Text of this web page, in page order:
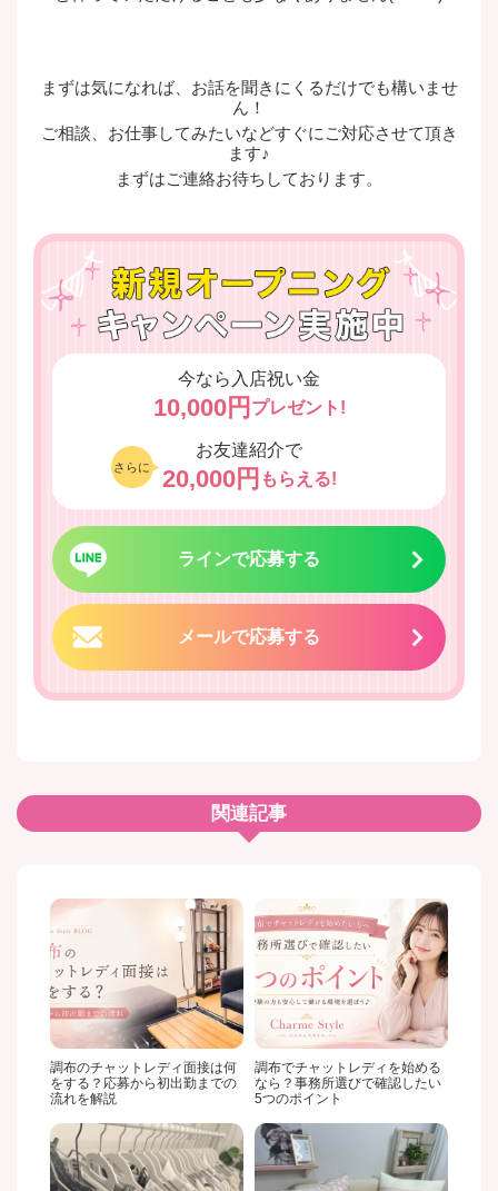
まずは気になれば、お話を聞きにくるだけでも構いませ
ん！
ご相談、お仕事してみたいなどすぐにご対応させて頂き
ます♪
まずはご連絡お待ちしております。
今なら入店祝い金
10,000円 プレゼント!
さらに
お友達紹介で
20,000円 もらえる!
ラインで応募する
メールで応募する
関連記事
調布のチャットレディ面接は何
をする？応募から初出勤までの
流れを解説
調布でチャットレディを始める
なら？事務所選びで確認したい
5つのポイント